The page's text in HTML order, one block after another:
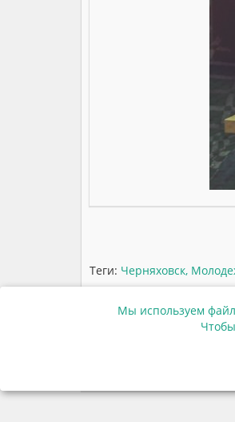
Теги: Черняховск,
Мы используем